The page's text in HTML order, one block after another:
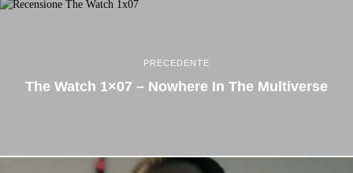
PRECEDENTE
The Watch 1×07 – Nowhere In The Multiverse